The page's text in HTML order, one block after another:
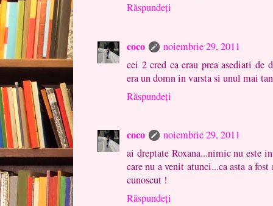
Răspundeți
coco
noiembrie 29, 2011
cei 2 cred ca erau prea asediati de
era un domn in varsta si unul mai
Răspundeți
coco
noiembrie 29, 2011
ai dreptate Roxana...nimic nu este
care nu a venit atunci...ca asta a
cunoscut !
Răspundeți